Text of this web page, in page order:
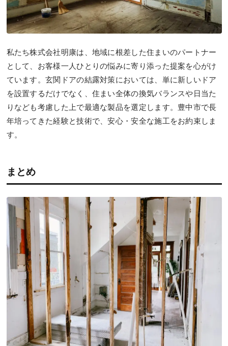
私たち株式会社明康は、地域に根差した住まいのパートナー
として、お客様一人ひとりの悩みに寄り添った提案を心がけ
ています。玄関ドアの結露対策においては、単に新しいドア
を設置するだけでなく、住まい全体の換気バランスや日当た
りなども考慮した上で最適な製品を選定します。豊中市で長
年培ってきた経験と技術で、安心・安全な施工をお約束しま
す。
まとめ